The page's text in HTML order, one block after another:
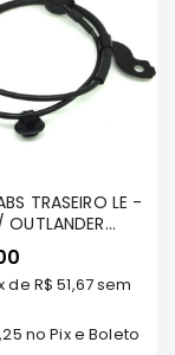
TRASEIRO LE -
2007 A 2014
-
- 4670A579
de R$ 51,67sem
no Pix e Boleto